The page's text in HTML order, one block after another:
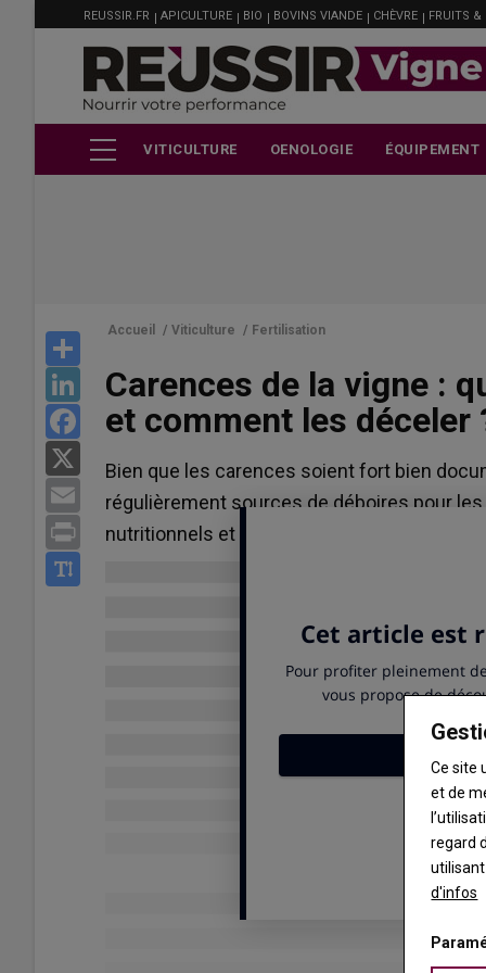
MENU
FILIÈRE
REUSSIR.FR APICULTURE BIO BOVINS VIANDE CHÈVRE FRUITS &
VITICULTURE OENOLOGIE ÉQUIPEMENT
LinkedIn
Facebook
Email
Print
Accueil / Viticulture / Fertilisation
Carences de la vigne :
et comment les déceler
Bien que les carences soient fort bien
régulièrement sources de déboires pour
nutritionnels et sur leurs symptômes.
Ce site
et de
regard
d'infos